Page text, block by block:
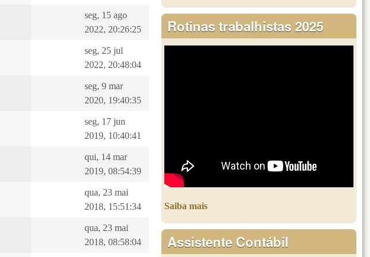
seg, 15 ago
2022, 20:26:25
seg, 25 jul
2022, 20:48:04
seg, 9 mar
2020, 19:40:35
seg, 17 jun
2019, 10:40:41
qui, 14 mar
2019, 08:54:39
qua, 23 mai
2018, 15:51:34
qua, 23 mai
2018, 08:58:04
Rotinas trabalhistas 2025
Saiba mais
Assistente Contábil